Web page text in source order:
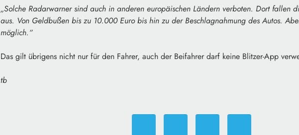
„Solche Radarwarner sind auch in anderen europäischen Ländern verboten. Dort fallen
aus. Von Geldbußen bis zu 10.000 Euro bis hin zu der Beschlagnahmung des Autos.
möglich.“
Das gilt übrigens nicht nur für den Fahrer, auch der Beifahrer darf keine Blitzer-App
tb